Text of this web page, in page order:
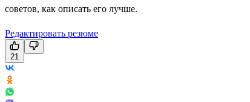
советов, как описать его лучше.
Редактировать резюме
21